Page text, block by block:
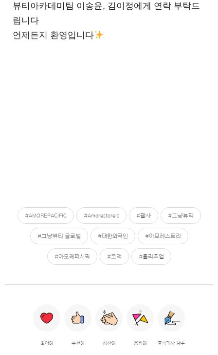
뷰티아카데미팀 이송윤, 김이정에게 연락 부탁드
립니다
언제든지 환영입니다
#AMOREPACIFIC #Amorestoreis #괄사 #그냥뷰티
#그냥뷰티 글로벌 #대한외국인 #아모레스토리
#아모레퍼시픽 #코덕 #홀리추얼
좋아해 추천해 칭찬해 응원해 후속기사 강추